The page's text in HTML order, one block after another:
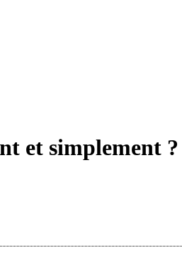
et simplement ?